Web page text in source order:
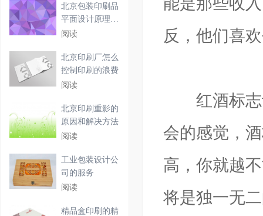
反，他们喜
红酒标志
会的感觉，
高，你就越
将是独一无
北京包装印刷品
平面设计原理及
要点
阅读
北京印刷厂怎么
控制印刷的浪费
阅读
北京印刷重影的
原因和解决方法
阅读
工业包装设计公
司的服务
阅读
精品盒印刷的精